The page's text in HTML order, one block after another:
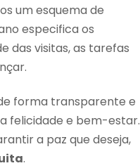
um esquema de
especifica os
das visitas, as tarefas
forma transparente e
felicidade e bem-estar.
a paz que deseja,
.